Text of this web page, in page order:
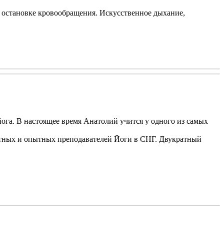
кровообращения. Искусственное дыхание,
В настоящее время Анатолий учится у одного из самых
и опытных преподавателей Йоги в СНГ. Двукратный